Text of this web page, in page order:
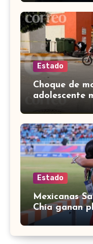
Estado
Choque de
adolescente
colina Los
Estado
Mexicanas
Chía ganan
3000m con